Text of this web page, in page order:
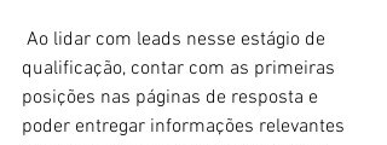
qualificação, contar com as primeiras
posições nas páginas de resposta e
poder entregar informações relevantes